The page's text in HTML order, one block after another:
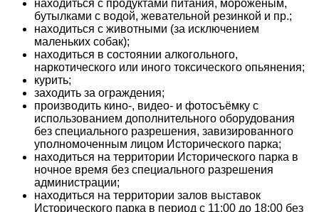
находиться с продуктами питания, мороженым,
бутылками с водой, жевательной резинкой и пр.;
находиться с животными (за исключением
маленьких собак);
находиться в состоянии алкогольного,
наркотического или иного токсического опьянения;
курить;
заходить за ограждения;
производить кино-, видео- и фотосъёмку с
использованием дополнительного оборудования
без специального разрешения, завизированного
уполномоченным лицом Исторического парка;
находиться на территории Исторического парка в
ночное время без специального разрешения
администрации;
находиться на территории залов выставок
Исторического парка в период с 11:00 до 18:00 без